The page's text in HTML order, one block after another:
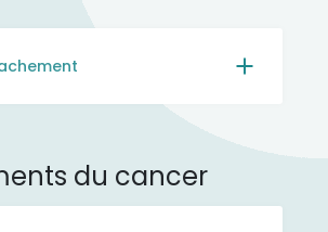
du cancer